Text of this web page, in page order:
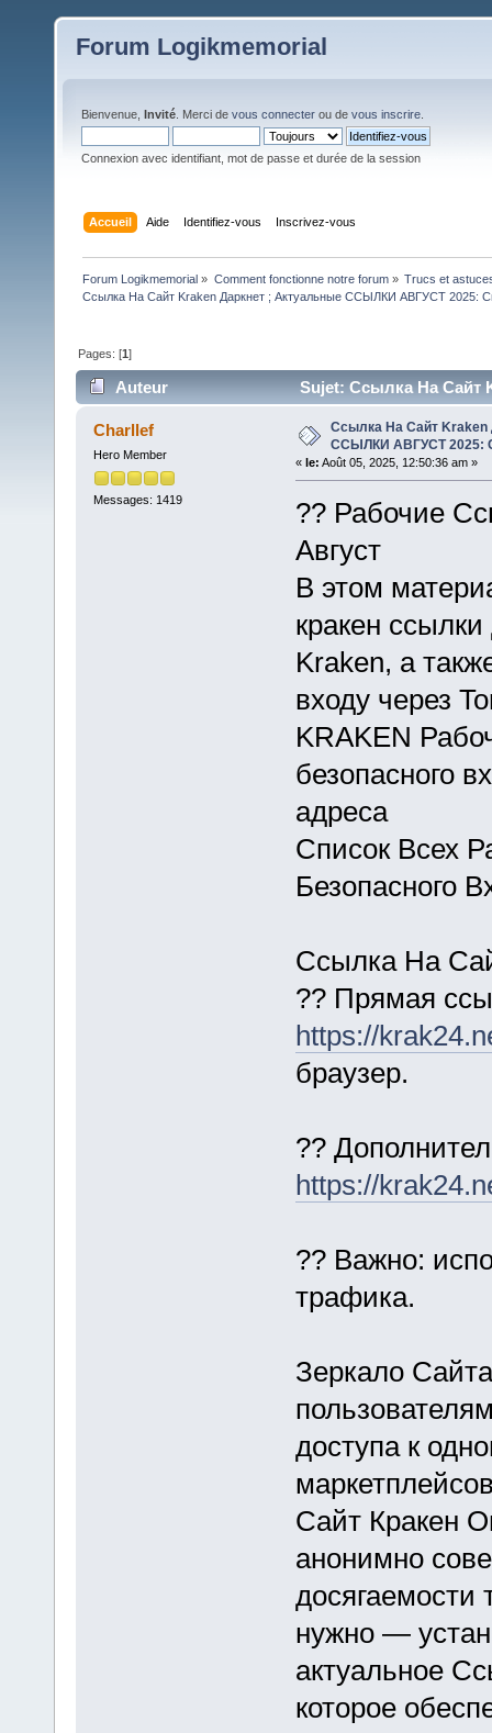
Forum Logikmemorial
Bienvenue, Invité . Merci de vous connecter ou de vous inscrire
Connexion avec identifiant, mot de passe et durée de la session
Accueil Aide Identifiez-vous Inscrivez-vous
Forum Logikmemorial » Comment fonctionne notre forum» Trucs et
Ссылка На Сайт Kraken Даркнет ; Актуальные ССЫЛКИ АВГУСТ 2025:
Pages: [1]
Auteur
Sujet: Ссылка На Сайт
Всех Рабоч (Lu 173 fois)
Charllef
Hero Member
Messages: 1419
Ссылка На Сайт Kraken
ССЫЛКИ АВГУСТ 2025:
« le: Août 05, 2025, 12:50:36 am »
?? Рабочие
Август
В этом
кракен
Kraken, а
входу через
KRAKEN
безопасного
адреса
Список Всех
Безопасного
Ссылка На
?? Прямая
https://
браузер.
??
https://
?? Важно:
трафика.
Зеркало
доступа к
Сайт Кракен
анонимно
досягаемости
нужно —
актуальное
которое